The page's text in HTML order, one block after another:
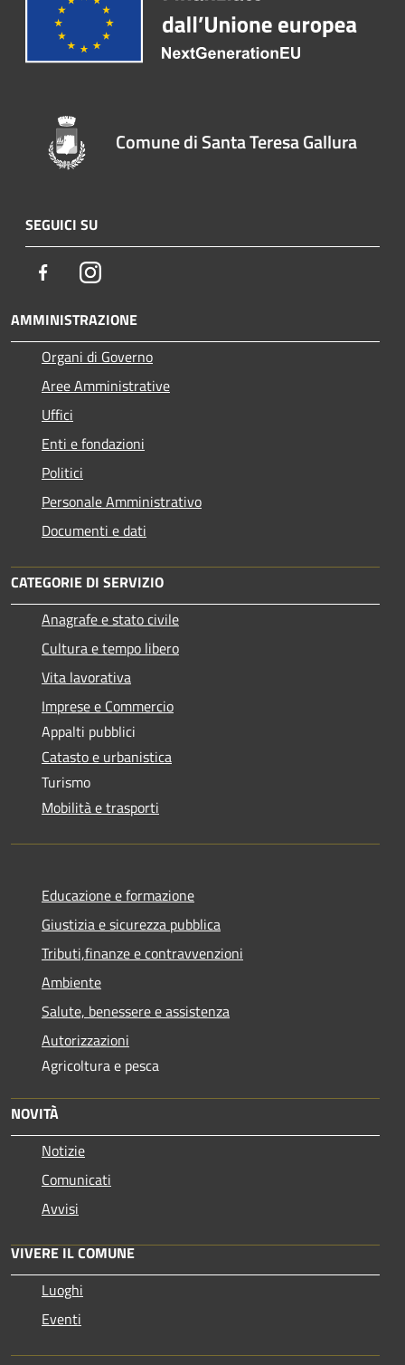
Comune di Santa Teresa Gallura
SEGUICI SU
FacebookInstagram
AMMINISTRAZIONE
Organi di Governo
Aree Amministrative
Uffici
Enti e fondazioni
Politici
Personale Amministrativo
Documenti e dati
CATEGORIE DI SERVIZIO
Anagrafe e stato civile
Cultura e tempo libero
Vita lavorativa
Imprese e Commercio
Appalti pubblici
Catasto e urbanistica
Turismo
Mobilità e trasporti
Educazione e formazione
Giustizia e sicurezza pubblica
Tributi,finanze e contravvenzioni
Ambiente
Salute, benessere e assistenza
Autorizzazioni
Agricoltura e pesca
NOVITÀ
Notizie
Comunicati
Avvisi
VIVERE IL COMUNE
Luoghi
Eventi